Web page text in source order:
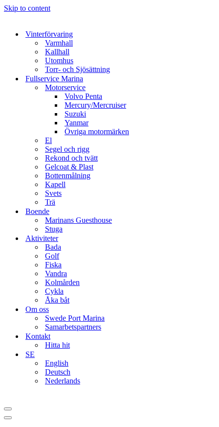
Skip to content
Vinterförvaring
Varmhall
Kallhall
Utomhus
Torr- och Sjösättning
Fullservice Marina
Motorservice
Volvo Penta
Mercury/Mercruiser
Suzuki
Yanmar
Övriga motormärken
El
Segel och rigg
Rekond och tvätt
Gelcoat & Plast
Bottenmålning
Kapell
Svets
Trä
Boende
Marinans Guesthouse
Stuga
Aktiviteter
Bada
Golf
Fiska
Vandra
Kolmården
Cykla
Åka båt
Om oss
Swede Port Marina
Samarbetspartners
Kontakt
Hitta hit
SE
English
Deutsch
Nederlands
Navigation
Menu
Navigation